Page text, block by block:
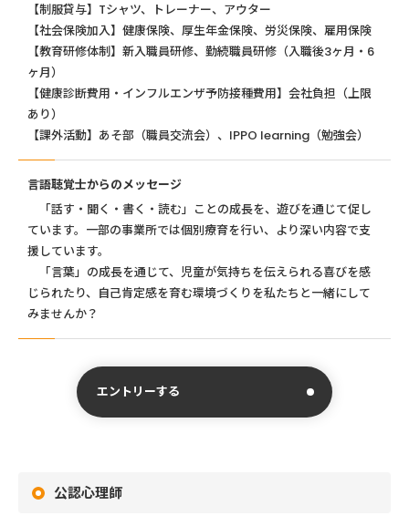
【制服貸与】Tシャツ、トレーナー、アウター
【社会保険加入】健康保険、厚生年金保険、労災保険、雇用保険
【教育研修体制】新入職員研修、勤続職員研修（入職後3ヶ月・6
ヶ月）
【健康診断費用・インフルエンザ予防接種費用】会社負担（上限
あり）
【課外活動】あそ部（職員交流会）、IPPO learning（勉強会）
言語聴覚士からのメッセージ
「話す・聞く・書く・読む」ことの成長を、遊びを通じて促し
ています。一部の事業所では個別療育を行い、より深い内容で支
援しています。
「言葉」の成長を通じて、児童が気持ちを伝えられる喜びを感
じられたり、自己肯定感を育む環境づくりを私たちと一緒にして
みませんか？
エントリーする
公認心理師